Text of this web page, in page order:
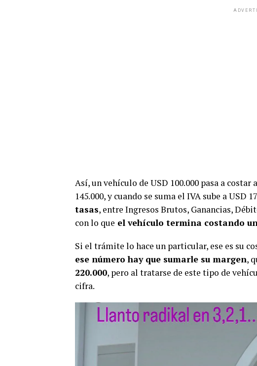
Así, un vehículo de USD 100.000 pasa a
145.000, y cuando se suma el IVA sube a USD
tasas, entre Ingresos Brutos, Ganancias,
con lo que el vehículo termina costando
Si el trámite lo hace un particular, ese es su
ese número hay que sumarle su margen,
220.000, pero al tratarse de este tipo de
cifra.